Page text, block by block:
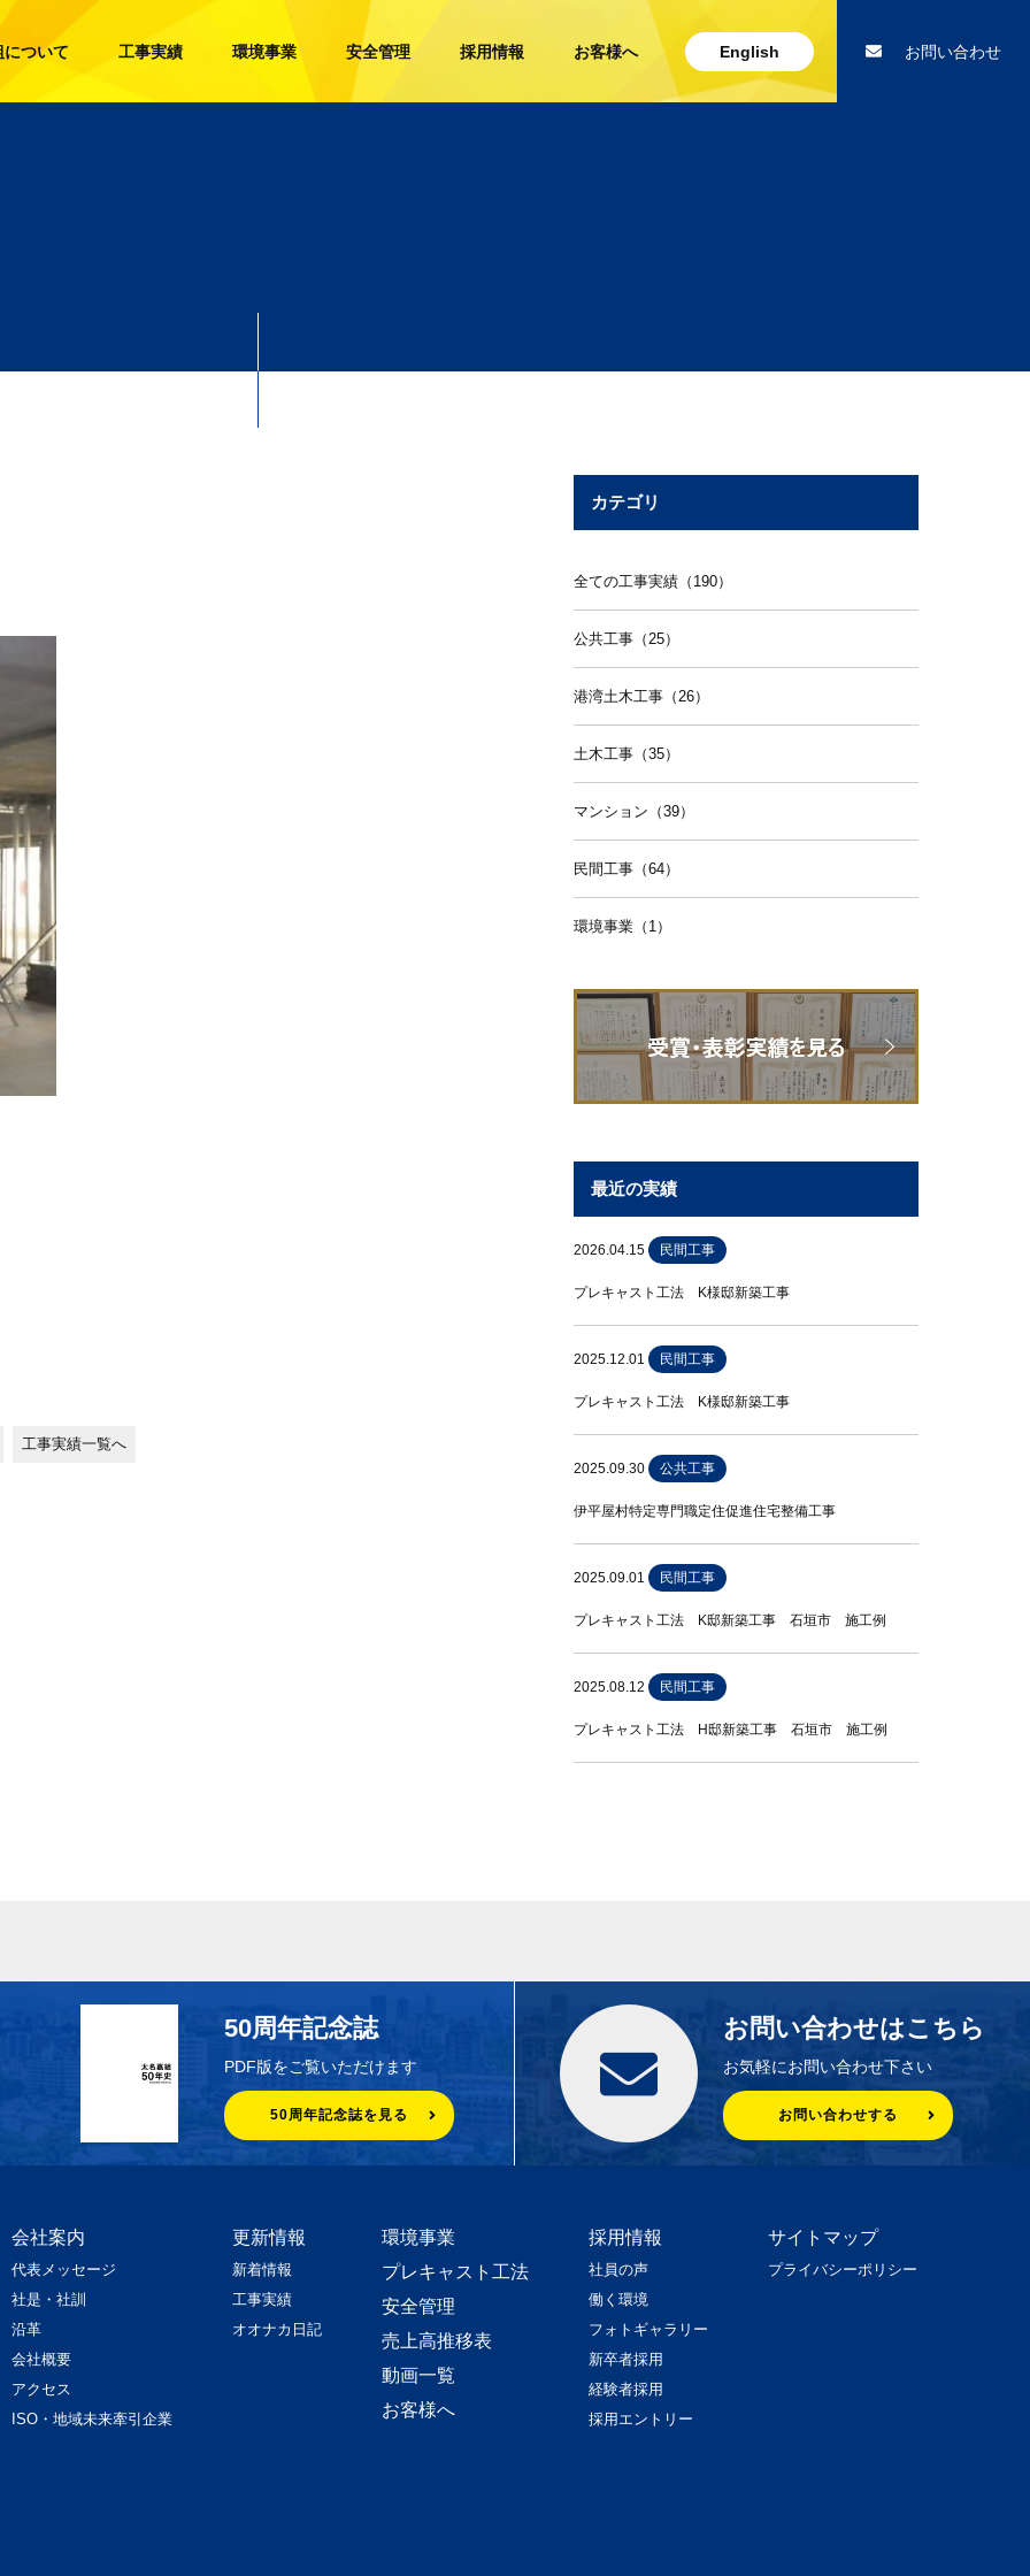
ついて 工事実績 環境事業 安全管理 採用情報 お客様へ English お問い合わせ
工事実績一覧へ
カテゴリ
全ての工事実績（190）
公共工事（25）
港湾土木工事（26）
土木工事（35）
マンション（39）
民間工事（64）
環境事業（1）
最近の実績
2026.04.15 民間工事
プレキャスト工法 K様邸新築工事
2025.12.01 民間工事
プレキャスト工法 K様邸新築工事
2025.09.30 公共工事
伊平屋村特定専門職定住促進住宅整備工事
2025.09.01 民間工事
プレキャスト工法 K邸新築工事 石垣市 施工例
2025.08.12 民間工事
プレキャスト工法 H邸新築工事 石垣市 施工例
50周年記念誌
PDF版をご覧いただけます
50周年記念誌を見る
お問い合わせはこちら
お気軽にお問い合わせ下さい
お問い合わせする
会社案内
代表メッセージ
社是・社訓
沿革
会社概要
アクセス
ISO・地域未来牽引企業
更新情報
新着情報
工事実績
オオナカ日記
環境事業
プレキャスト工法
安全管理
売上高推移表
動画一覧
お客様へ
採用情報
社員の声
働く環境
フォトギャラリー
新卒者採用
経験者採用
採用エントリー
サイトマップ
プライバシーポリシー